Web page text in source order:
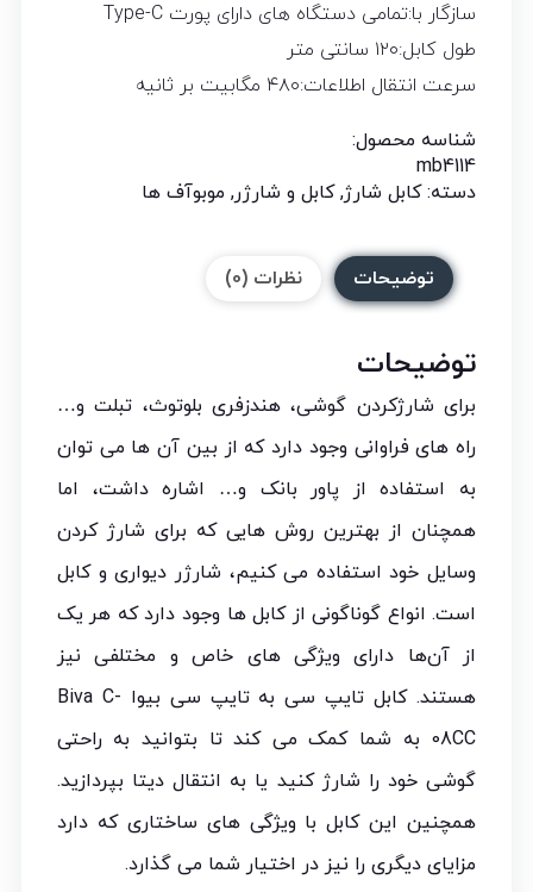
سازگار با:تمامی دستگاه های دارای پورت Type-C
طول کابل:۱۲۰ سانتی متر
سرعت انتقال اطلاعات:۴۸۰ مگابیت بر ثانیه
شناسه محصول:
mb4114
دسته:کابل شارژ,کابل و شارژر, موبوآف ها
توضیحات نظرات (0)
توضیحات
برای شارژ‌کردن گوشی، هندزفری بلوتوث، تبلت و…
راه های فراوانی وجود دارد که از بین آن ها می توان
به استفاده از پاور بانک و… اشاره داشت، اما
همچنان از بهترین روش هایی که برای شارژ کردن
وسایل خود استفاده می کنیم، شارژر دیواری و کابل
است. انواع گوناگونی از کابل ها وجود دارد که هر یک
از آن‌ها دارای ویژگی های خاص و مختلفی نیز
هستند. کابل تایپ سی به تایپ سی بیوا Biva C-
08CC به شما کمک می کند تا بتوانید به راحتی
گوشی خود را شارژ کنید یا به انتقال دیتا بپردازید.
همچنین این کابل با ویژگی های ساختاری که دارد
مزایای دیگری را نیز در اختیار شما می گذارد.